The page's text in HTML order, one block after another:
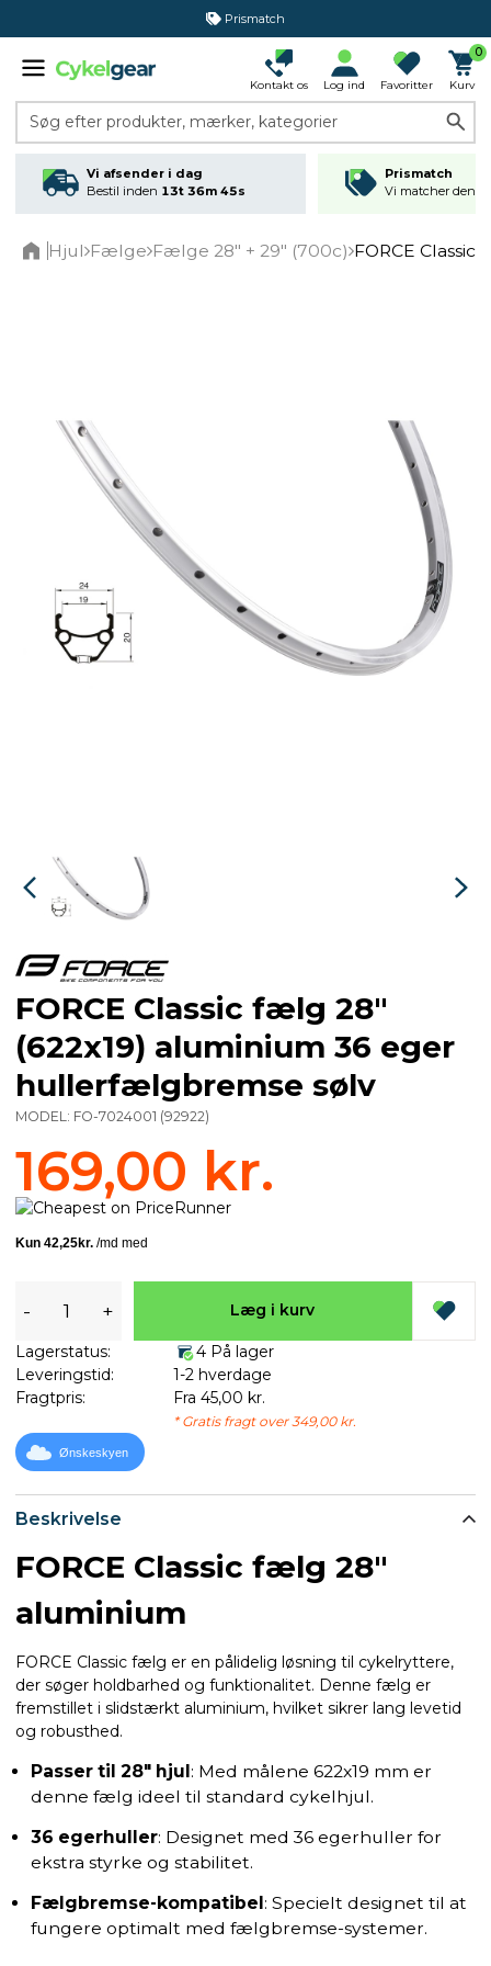
Prismatch
Kontakt os Log ind Favoritter
0
Kurv
Søg efter produkter, mærker, kategorier
Vi afsender i dag
Bestil inden 13t 36m 45s
Prismatch
Vi matcher den
Hjul Fælge Fælge 28" + 29" (700c) FORCE
Beskrivelse
FORCE Classic fælg 28"
aluminium
FORCE Classic fælg er en pålidelig løsning til cykelryttere,
der søger holdbarhed og funktionalitet. Denne fælg er
fremstillet i slidstærkt aluminium, hvilket sikrer lang levetid
og robusthed.
Passer til 28" hjul: Med målene 622x19 mm er
denne fælg ideel til standard cykelhjul.
36 egerhuller: Designet med 36 egerhuller for
ekstra styrke og stabilitet.
Fælgbremse-kompatibel: Specielt designet til at
fungere optimalt med fælgbremse-systemer.
FORCE Classic fælg 28"
(622x19) aluminium 36 eger
hullerfælgbremse sølv
MODEL: FO-7024001 (92922)
169,00 kr.
- + Læg i kurv
Lagerstatus:
4 På lager
Leveringstid:
1-2 hverdage
Fragtpris:
Fra 45,00 kr.
* Gratis fragt over 349,00 kr.
Ønskeskyen